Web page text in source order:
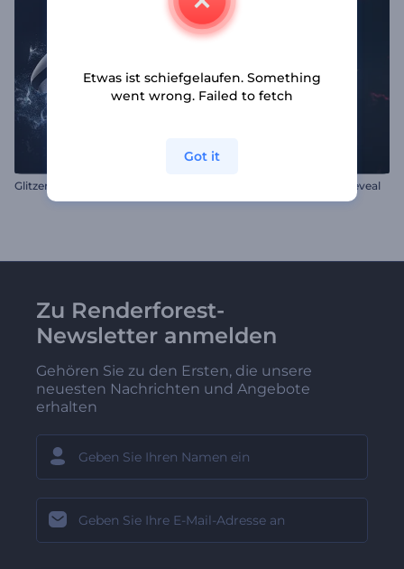
Glitzerndes Gamecontroller Intro Elektrischer Glitch-Logo-Reveal
Zu Renderforest-
Newsletter anmelden
Gehören Sie zu den Ersten, die unsere
neuesten Nachrichten und Angebote
erhalten
Etwas ist schiefgelaufen. Something
went wrong. Failed to fetch
Got it